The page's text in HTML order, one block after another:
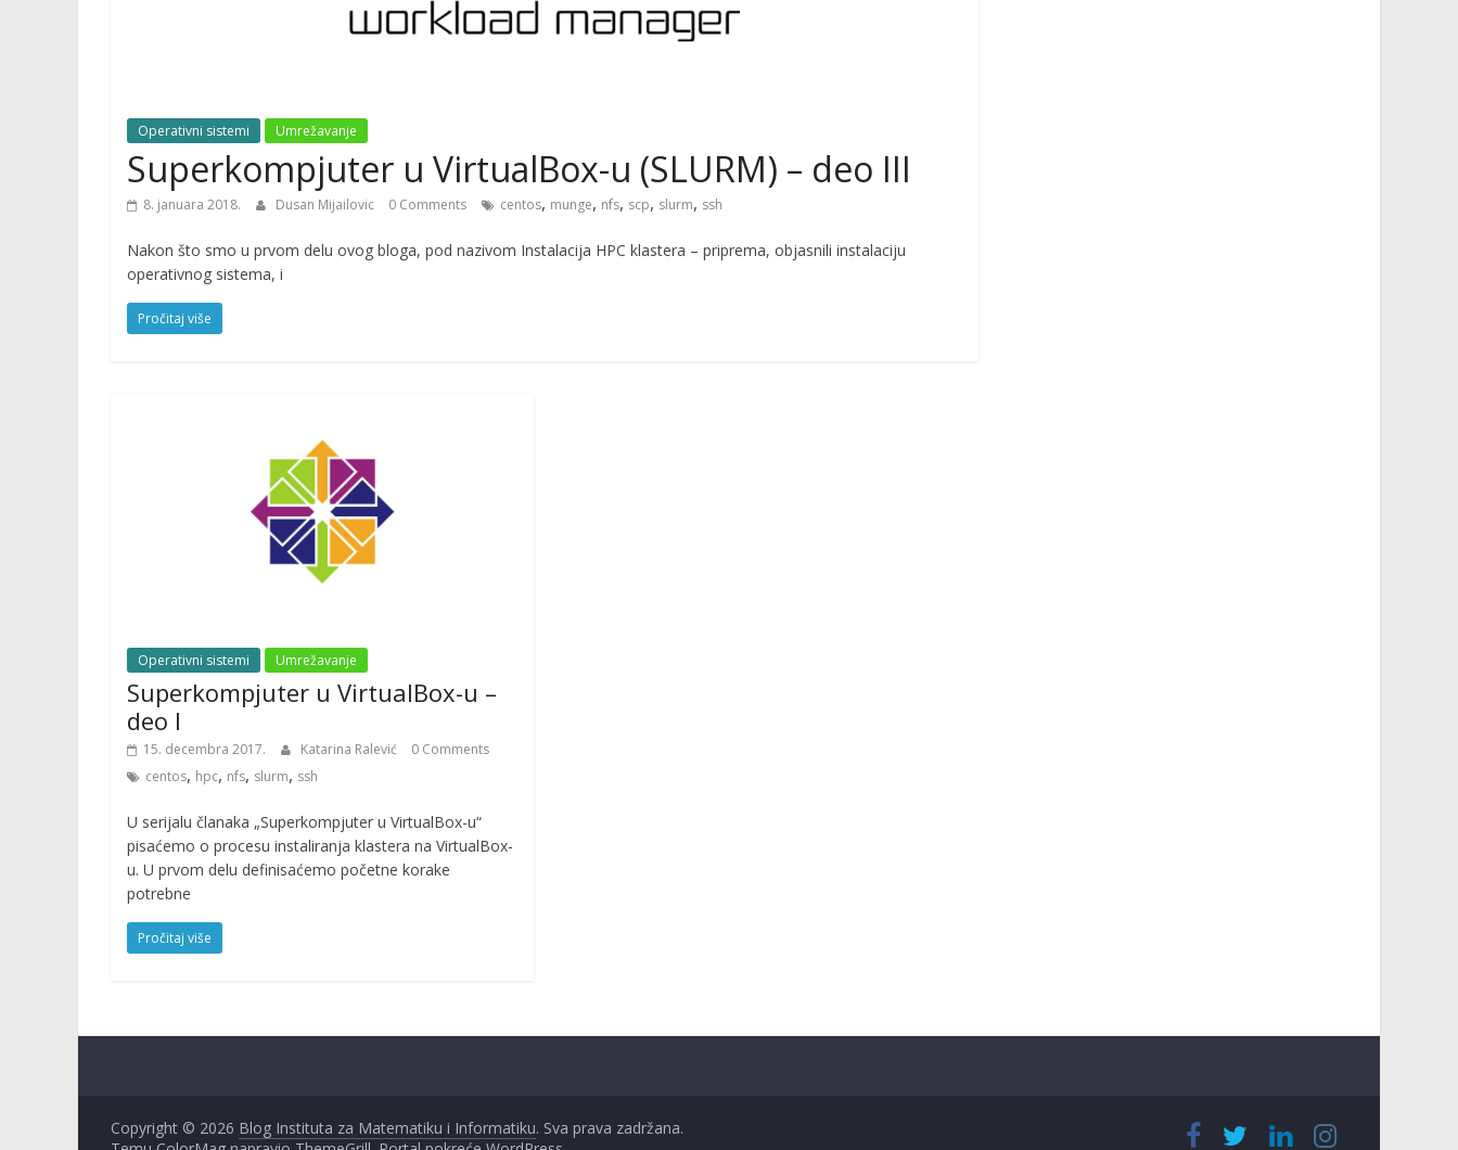
Operativni sistemi Umrežavanje
Superkompjuter u VirtualBox-u (SLURM) – deo III
8. januara 2018. Dusan Mijailovic 0 Comments centos, munge, nfs, scp, slurm, ssh
Nakon što smo u prvom delu ovog bloga, pod nazivom Instalacija HPC klastera – priprema, objasnili instalaciju
operativnog sistema, i
Pročitaj više
Operativni sistemi Umrežavanje
Superkompjuter u VirtualBox-u –
deo I
15. decembra 2017. Katarina Ralević
0 Comments
centos, hpc, nfs, slurm, ssh
U serijalu članaka „Superkompjuter u VirtualBox-u“
pisaćemo o procesu instaliranja klastera na VirtualBox-
u. U prvom delu definisaćemo početne korake
potrebne
Pročitaj više
Copyright © 2026 Blog Instituta za Matematiku i Informatiku. Sva prava zadržana.